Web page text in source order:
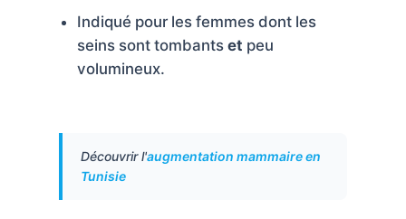
Indiqué pour les femmes dont les
seins sont tombants et peu
volumineux.
Découvrir l'augmentation mammaire en
Tunisie